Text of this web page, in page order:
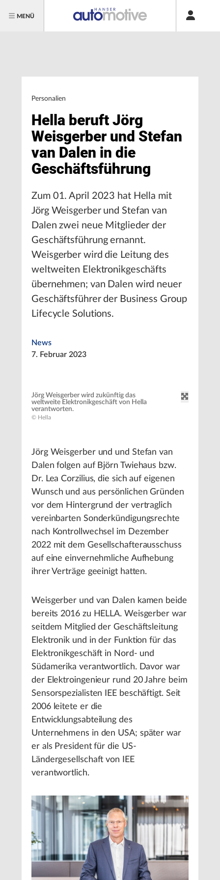
MENÜ
Personalien
Hella beruft Jörg
Weisgerber und Stefan
van Dalen in die
Geschäftsführung
Zum 01. April 2023 hat Hella mit
Jörg Weisgerber und Stefan van
Dalen zwei neue Mitglieder der
Geschäftsführung ernannt.
Weisgerber wird die Leitung des
weltweiten Elektronikgeschäfts
übernehmen; van Dalen wird neuer
Geschäftsführer der Business Group
Lifecycle Solutions.
News
7. Februar 2023
Jörg Weisgerber wird zukünftig das
weltweite Elektronikgeschäft von Hella
verantworten.
© Hella
Jörg Weisgerber und und Stefan van
Dalen folgen auf Björn Twiehaus bzw.
Dr. Lea Corzilius, die sich auf eigenen
Wunsch und aus persönlichen Gründen
vor dem Hintergrund der vertraglich
vereinbarten Sonderkündigungsrechte
nach Kontrollwechsel im Dezember
2022 mit dem Gesellschafterausschuss
auf eine einvernehmliche Aufhebung
ihrer Verträge geeinigt hatten.
Weisgerber und van Dalen kamen beide
bereits 2016 zu HELLA. Weisgerber war
seitdem Mitglied der Geschäftsleitung
Elektronik und in der Funktion für das
Elektronikgeschäft in Nord- und
Südamerika verantwortlich. Davor war
der Elektroingenieur rund 20 Jahre beim
Sensorspezialisten IEE beschäftigt. Seit
2006 leitete er die
Entwicklungsabteilung des
Unternehmens in den USA; später war
er als President für die US-
Ländergesellschaft von IEE
verantwortlich.